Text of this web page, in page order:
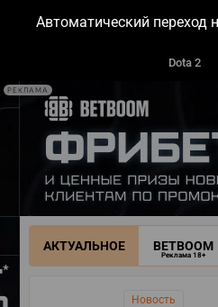
Автоматический переход
РЕКЛАМА
Dota 2
АКТУАЛЬНОЕ BETBOOM
Реклама 18+
Новость